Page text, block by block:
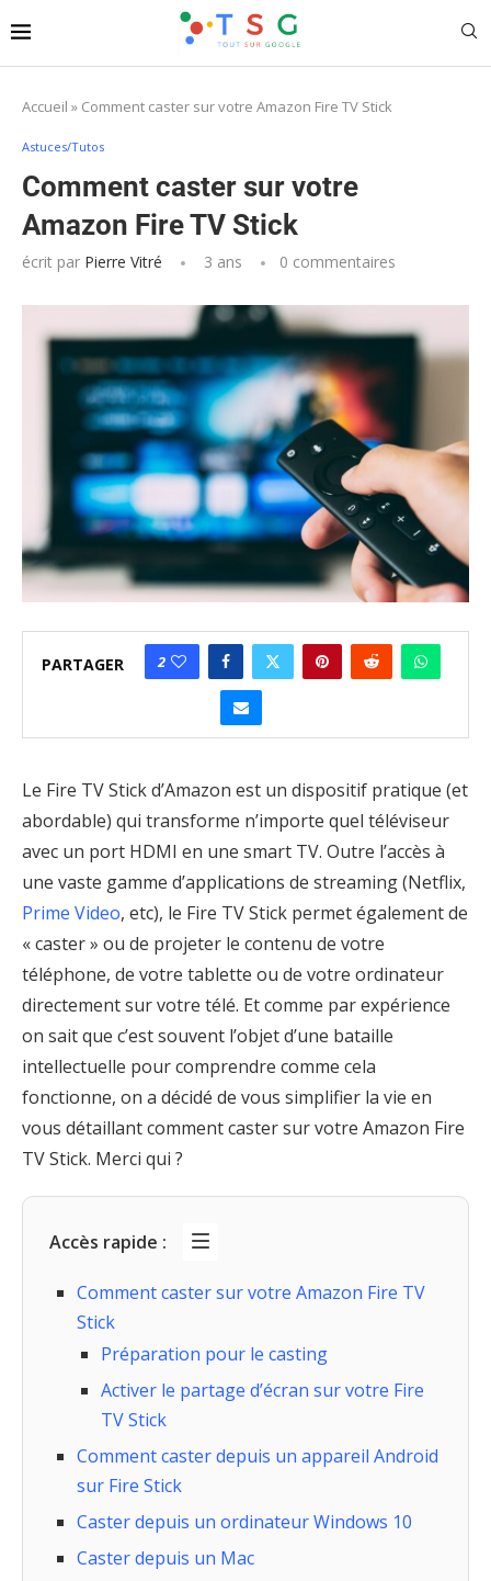
Accueil » Comment caster sur votre Amazon Fire TV Stick
Astuces/Tutos
Comment caster sur votre
Amazon Fire TV Stick
écrit par Pierre Vitré 3 ans 0 commentaires
PARTAGER 2
Le Fire TV Stick d’Amazon est un dispositif pratique (et
abordable) qui transforme n’importe quel téléviseur
avec un port HDMI en une smart TV. Outre l’accès à
une vaste gamme d’applications de streaming (Netflix,
Prime Video, etc), le Fire TV Stick permet également de
« caster » ou de projeter le contenu de votre
téléphone, de votre tablette ou de votre ordinateur
directement sur votre télé. Et comme par expérience
on sait que c’est souvent l’objet d’une bataille
intellectuelle pour comprendre comme cela
fonctionne, on a décidé de vous simplifier la vie en
vous détaillant comment caster sur votre Amazon Fire
TV Stick. Merci qui ?
Accès rapide :
Comment caster sur votre Amazon Fire TV
Stick
Préparation pour le casting
Activer le partage d’écran sur votre Fire
TV Stick
Comment caster depuis un appareil Android
sur Fire Stick
Caster depuis un ordinateur Windows 10
Caster depuis un Mac